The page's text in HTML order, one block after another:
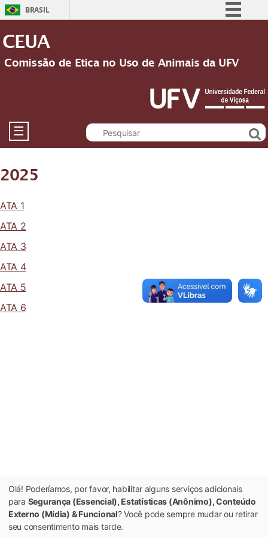
BRASIL
Participe
Acesso à informação
Legislação
Canais
CEUA
Comissão de Etica no Uso de Animais da UFV
☰
2025
ATA 1
ATA 2
ATA 3
ATA 4
ATA 5
ATA 6
Olá! Poderíamos, por favor, habilitar alguns serviços adicionais
para Segurança (Essencial), Estatísticas (Anônimo), Conteúdo
Externo (Mídia) & Funcional? Você pode sempre mudar ou retirar
seu consentimento mais tarde.